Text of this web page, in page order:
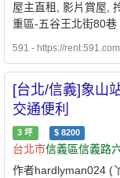
門核心商圈的質感生
出門即是繁華商圈，
請加 Line：
https://i.mopix.cc/
https://i.mopix.cc/
https://i.mopix.cc/
屋主直租, 影片賞屋,
重區-五谷王北街80巷
591 - https://
[台北/信義]象山
交通便利
3 坪 $ 8200
台北市信義區信義路
作者hardlyman024 (